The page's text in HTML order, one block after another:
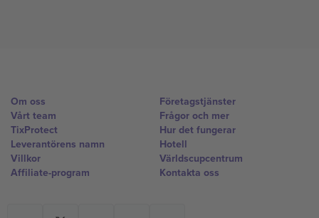
Om oss
Vårt team
TixProtect
Leverantörens namn
Villkor
Affiliate-program
Företagstjänster
Frågor och mer
Hur det fungerar
Hotell
Världscupcentrum
Kontakta oss